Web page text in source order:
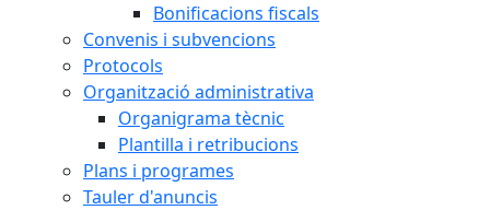
Bonificacions fiscals
Convenis i subvencions
Protocols
Organització administrativa
Organigrama tècnic
Plantilla i retribucions
Plans i programes
Tauler d'anuncis